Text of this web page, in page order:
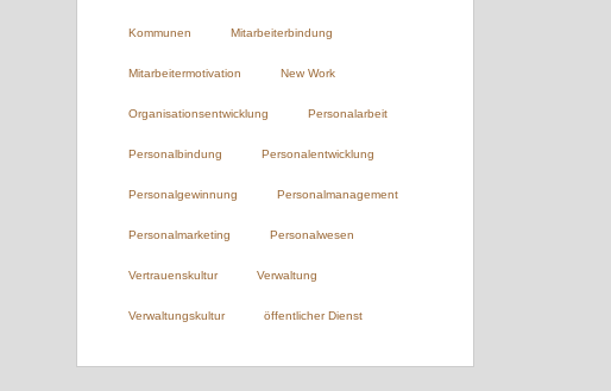
Kommunen Mitarbeiterbindung
Mitarbeitermotivation New Work
Organisationsentwicklung Personalarbeit
Personalbindung Personalentwicklung
Personalgewinnung Personalmanagement
Personalmarketing Personalwesen
Vertrauenskultur Verwaltung
Verwaltungskultur öffentlicher Dienst